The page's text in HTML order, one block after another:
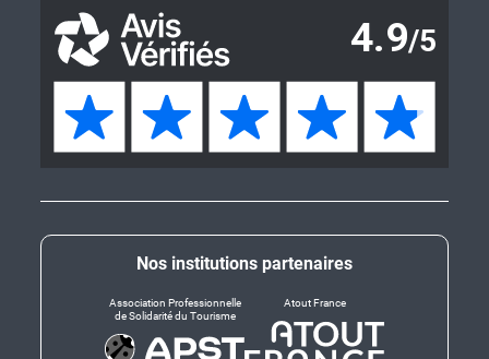
Nos institutions partenaires
Association Professionnelle
de Solidarité du Tourisme
Atout France